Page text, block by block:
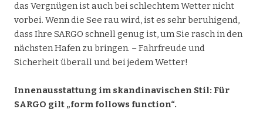
das Vergnügen ist auch bei schlechtem Wetter nicht
vorbei. Wenn die See rau wird, ist es sehr beruhigend,
dass Ihre SARGO schnell genug ist, um Sie rasch in den
nächsten Hafen zu bringen. – Fahrfreude und
Sicherheit überall und bei jedem Wetter!
Innenausstattung im skandinavischen Stil: Für
SARGO gilt „form follows function“.